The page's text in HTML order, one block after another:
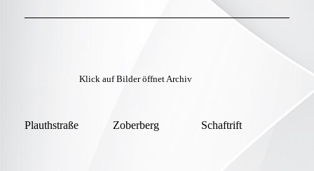
Klick auf Bilder öffnet Archiv
Plauthstraße Zoberberg Schaftrift